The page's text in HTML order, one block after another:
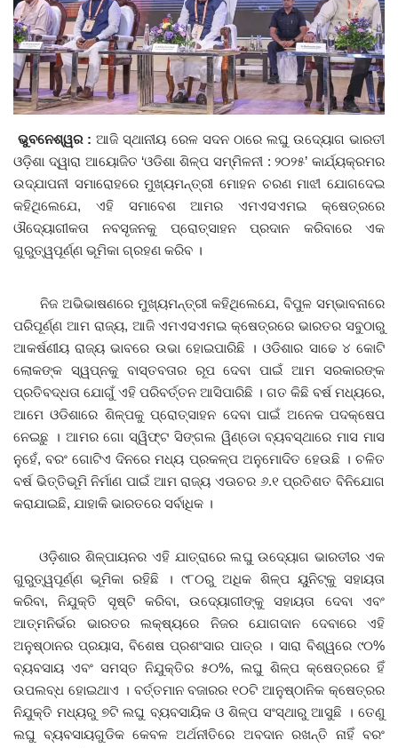
ଦେଶ ବିଦେଶ
ପ୍ରଶାସନ ଖବର
ଜିଲ୍ଲା
ଆପଣଙ୍କ କଲମରୁ
ମହାନଗର
ଅପରାଧ
ଖେଳ ଖବର
ବିଶେଷ
ଭୁବନେଶ୍ୱର :ଆଜି ସ୍ଥାନୀୟ ରେଳ ସଦନ ଠାରେ ଲଘୁ ଉଦ୍ୟୋଗ ଭାରତୀ
ଓଡ଼ିଶା ଦ୍ୱାରା ଆୟୋଜିତ ‘ଓଡିଶା ଶିଳ୍ପ ସମ୍ମିଳନୀ : ୨୦୨୫’ କାର୍ଯ୍ୟକ୍ରମର
ଉଦ୍‌ଯାପନୀ ସମାରୋହରେ ମୁଖ୍ୟମନ୍ତ୍ରୀ ମୋହନ ଚରଣ ମାଝୀ ଯୋଗଦେଇ
କହିଥିଲେଯେ, ଏହି ସମାବେଶ ଆମର ଏମଏସଏମଇ କ୍ଷେତ୍ରରେ
ଔଦ୍ୟୋଗୀକତା ନବସୃଜନକୁ ପ୍ରୋତ୍ସାହନ ପ୍ରଦାନ କରିବାରେ ଏକ
ଗୁରୁତ୍ୱପୂର୍ଣ୍ଣ ଭୂମିକା ଗ୍ରହଣ କରିବ ।
ନିଜ ଅଭିଭାଷଣରେ ମୁଖ୍ୟମନ୍ତ୍ରୀ କହିଥିଲେଯେ, ବିପୁଳ ସମ୍ଭାବନାରେ
ପରିପୂର୍ଣ୍ଣ ଆମ ରାଜ୍ୟ, ଆଜି ଏମଏସଏମଇ କ୍ଷେତ୍ରରେ ଭାରତର ସବୁଠାରୁ
ଆକର୍ଷଣୀୟ ରାଜ୍ୟ ଭାବରେ ଉଭା ହୋଇପାରିଛି । ଓଡିଶାର ସାଢେ ୪ କୋଟି
ଲୋକଙ୍କ ସ୍ୱପ୍ନକୁ ବାସ୍ତବତାର ରୂପ ଦେବା ପାଇଁ ଆମ ସରକାରଙ୍କ
ପ୍ରତିବଦ୍ଧତା ଯୋଗୁଁ ଏହି ପରିବର୍ତ୍ତନ ଆସିପାରିଛି । ଗତ କିଛି ବର୍ଷ ମଧ୍ୟରେ,
ଆମେ ଓଡିଶାରେ ଶିଳ୍ପକୁ ପ୍ରୋତ୍ସାହନ ଦେବା ପାଇଁ ଅନେକ ପଦକ୍ଷେପ
ନେଇଛୁ । ଆମର ଗୋ ସ୍ୱିଫ୍ଟ ସିଙ୍ଗଲ ୱିଣ୍ଡୋ ବ୍ୟବସ୍ଥାରେ ମାସ ମାସ
ନୁହେଁ, ବରଂ ଗୋଟିଏ ଦିନରେ ମଧ୍ୟ ପ୍ରକଳ୍ପ ଅନୁମୋଦିତ ହେଉଛି । ଚଳିତ
ବର୍ଷ ଭିତ୍ତିଭୂମି ନିର୍ମାଣ ପାଇଁ ଆମ ରାଜ୍ୟ ଏଊଚର ୬.୧ ପ୍ରତିଶତ ବିନିଯୋଗ
କରାଯାଇଛି, ଯାହାକି ଭାରତରେ ସର୍ବାଧିକ ।
ଓଡ଼ିଶାର ଶିଳ୍ପାୟନର ଏହି ଯାତ୍ରାରେ ଲଘୁ ଉଦ୍ୟୋଗ ଭାରତୀର ଏକ
ଗୁରୁତ୍ୱପୂର୍ଣ୍ଣ ଭୂମିକା ରହିଛି । ୯୮୦ରୁ ଅଧିକ ଶିଳ୍ପ ୟୁନିଟ୍‌କୁ ସହାୟତା
କରିବା, ନିଯୁକ୍ତି ସୃଷ୍ଟି କରିବା, ଉଦ୍ୟୋଗୀଙ୍କୁ ସହାୟତା ଦେବା ଏବଂ
ଆତ୍ମନିର୍ଭର ଭାରତର ଲକ୍ଷ୍ୟରେ ନିଜର ଯୋଗଦାନ ଦେବାରେ ଏହି
ଅନୁଷ୍ଠାନର ପ୍ରୟାସ, ବିଶେଷ ପ୍ରଶଂସାର ପାତ୍ର । ସାରା ବିଶ୍ୱରେ ୯୦%
ବ୍ୟବସାୟ ଏବଂ ସମସ୍ତ ନିଯୁକ୍ତିର ୫୦%, ଲଘୁ ଶିଳ୍ପ କ୍ଷେତ୍ରରେ ହିଁ
ଉପଲବ୍‌ଧ ହୋଇଥାଏ । ବର୍ତ୍ତମାନ ବଜାରର ୧୦ଟି ଆନୁଷ୍ଠାନିକ କ୍ଷେତ୍ରର
ନିଯୁକ୍ତି ମଧ୍ୟରୁ ୭ଟି ଲଘୁ ବ୍ୟବସାୟିକ ଓ ଶିଳ୍ପ ସଂସ୍ଥାରୁ ଆସୁଛି । ତେଣୁ
ଲଘୁ ବ୍ୟବସାୟଗୁଡିକ କେବଳ ଅର୍ଥନୀତିରେ ଅବଦାନ ରଖନ୍ତି ନାହିଁ ବରଂ